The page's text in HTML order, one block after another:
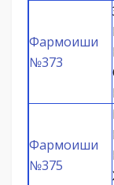
Фармоиши
№373
Фармоиши
№375